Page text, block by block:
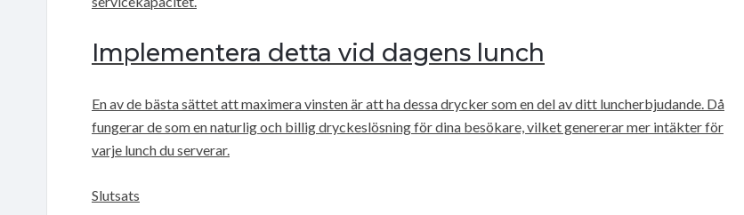
Implementera detta vid dagens lunch
En av de bästa sättet att maximera vinsten är att ha dessa drycker som en del av ditt luncherbjudande. Då
fungerar de som en naturlig och billig dryckeslösning för dina besökare, vilket genererar mer intäkter för
varje lunch du serverar.
Slutsats